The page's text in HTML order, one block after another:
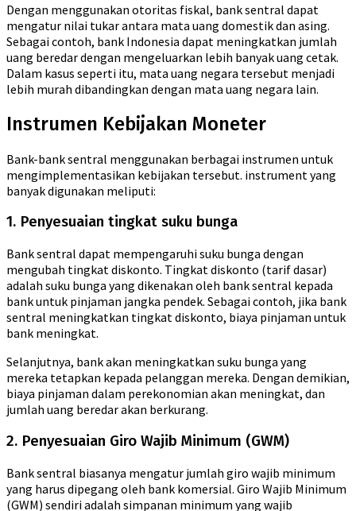
Dengan menggunakan otoritas fiskal, bank sentral dapat
mengatur nilai tukar antara mata uang domestik dan asing.
Sebagai contoh, bank Indonesia dapat meningkatkan jumlah
uang beredar dengan mengeluarkan lebih banyak uang cetak.
Dalam kasus seperti itu, mata uang negara tersebut menjadi
lebih murah dibandingkan dengan mata uang negara lain.
Instrumen Kebijakan Moneter
Bank-bank sentral menggunakan berbagai instrumen untuk
mengimplementasikan kebijakan tersebut. instrument yang
banyak digunakan meliputi:
1. Penyesuaian tingkat suku bunga
Bank sentral dapat mempengaruhi suku bunga dengan
mengubah tingkat diskonto. Tingkat diskonto (tarif dasar)
adalah suku bunga yang dikenakan oleh bank sentral kepada
bank untuk pinjaman jangka pendek. Sebagai contoh, jika bank
sentral meningkatkan tingkat diskonto, biaya pinjaman untuk
bank meningkat.
Selanjutnya, bank akan meningkatkan suku bunga yang
mereka tetapkan kepada pelanggan mereka. Dengan demikian,
biaya pinjaman dalam perekonomian akan meningkat, dan
jumlah uang beredar akan berkurang.
2. Penyesuaian Giro Wajib Minimum (GWM)
Bank sentral biasanya mengatur jumlah giro wajib minimum
yang harus dipegang oleh bank komersial. Giro Wajib Minimum
(GWM) sendiri adalah simpanan minimum yang wajib